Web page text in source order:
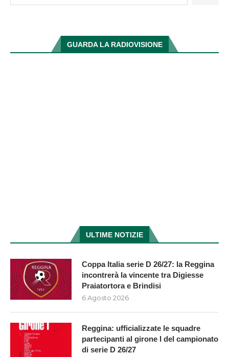
GUARDA LA RADIOVISIONE
ULTIME NOTIZIE
Coppa Italia serie D 26/27: la Reggina
incontrerà la vincente tra Digiesse
Praiatortora e Brindisi
6 Agosto 2026
Reggina: ufficializzate le squadre
partecipanti al girone I del campionato
di serie D 26/27